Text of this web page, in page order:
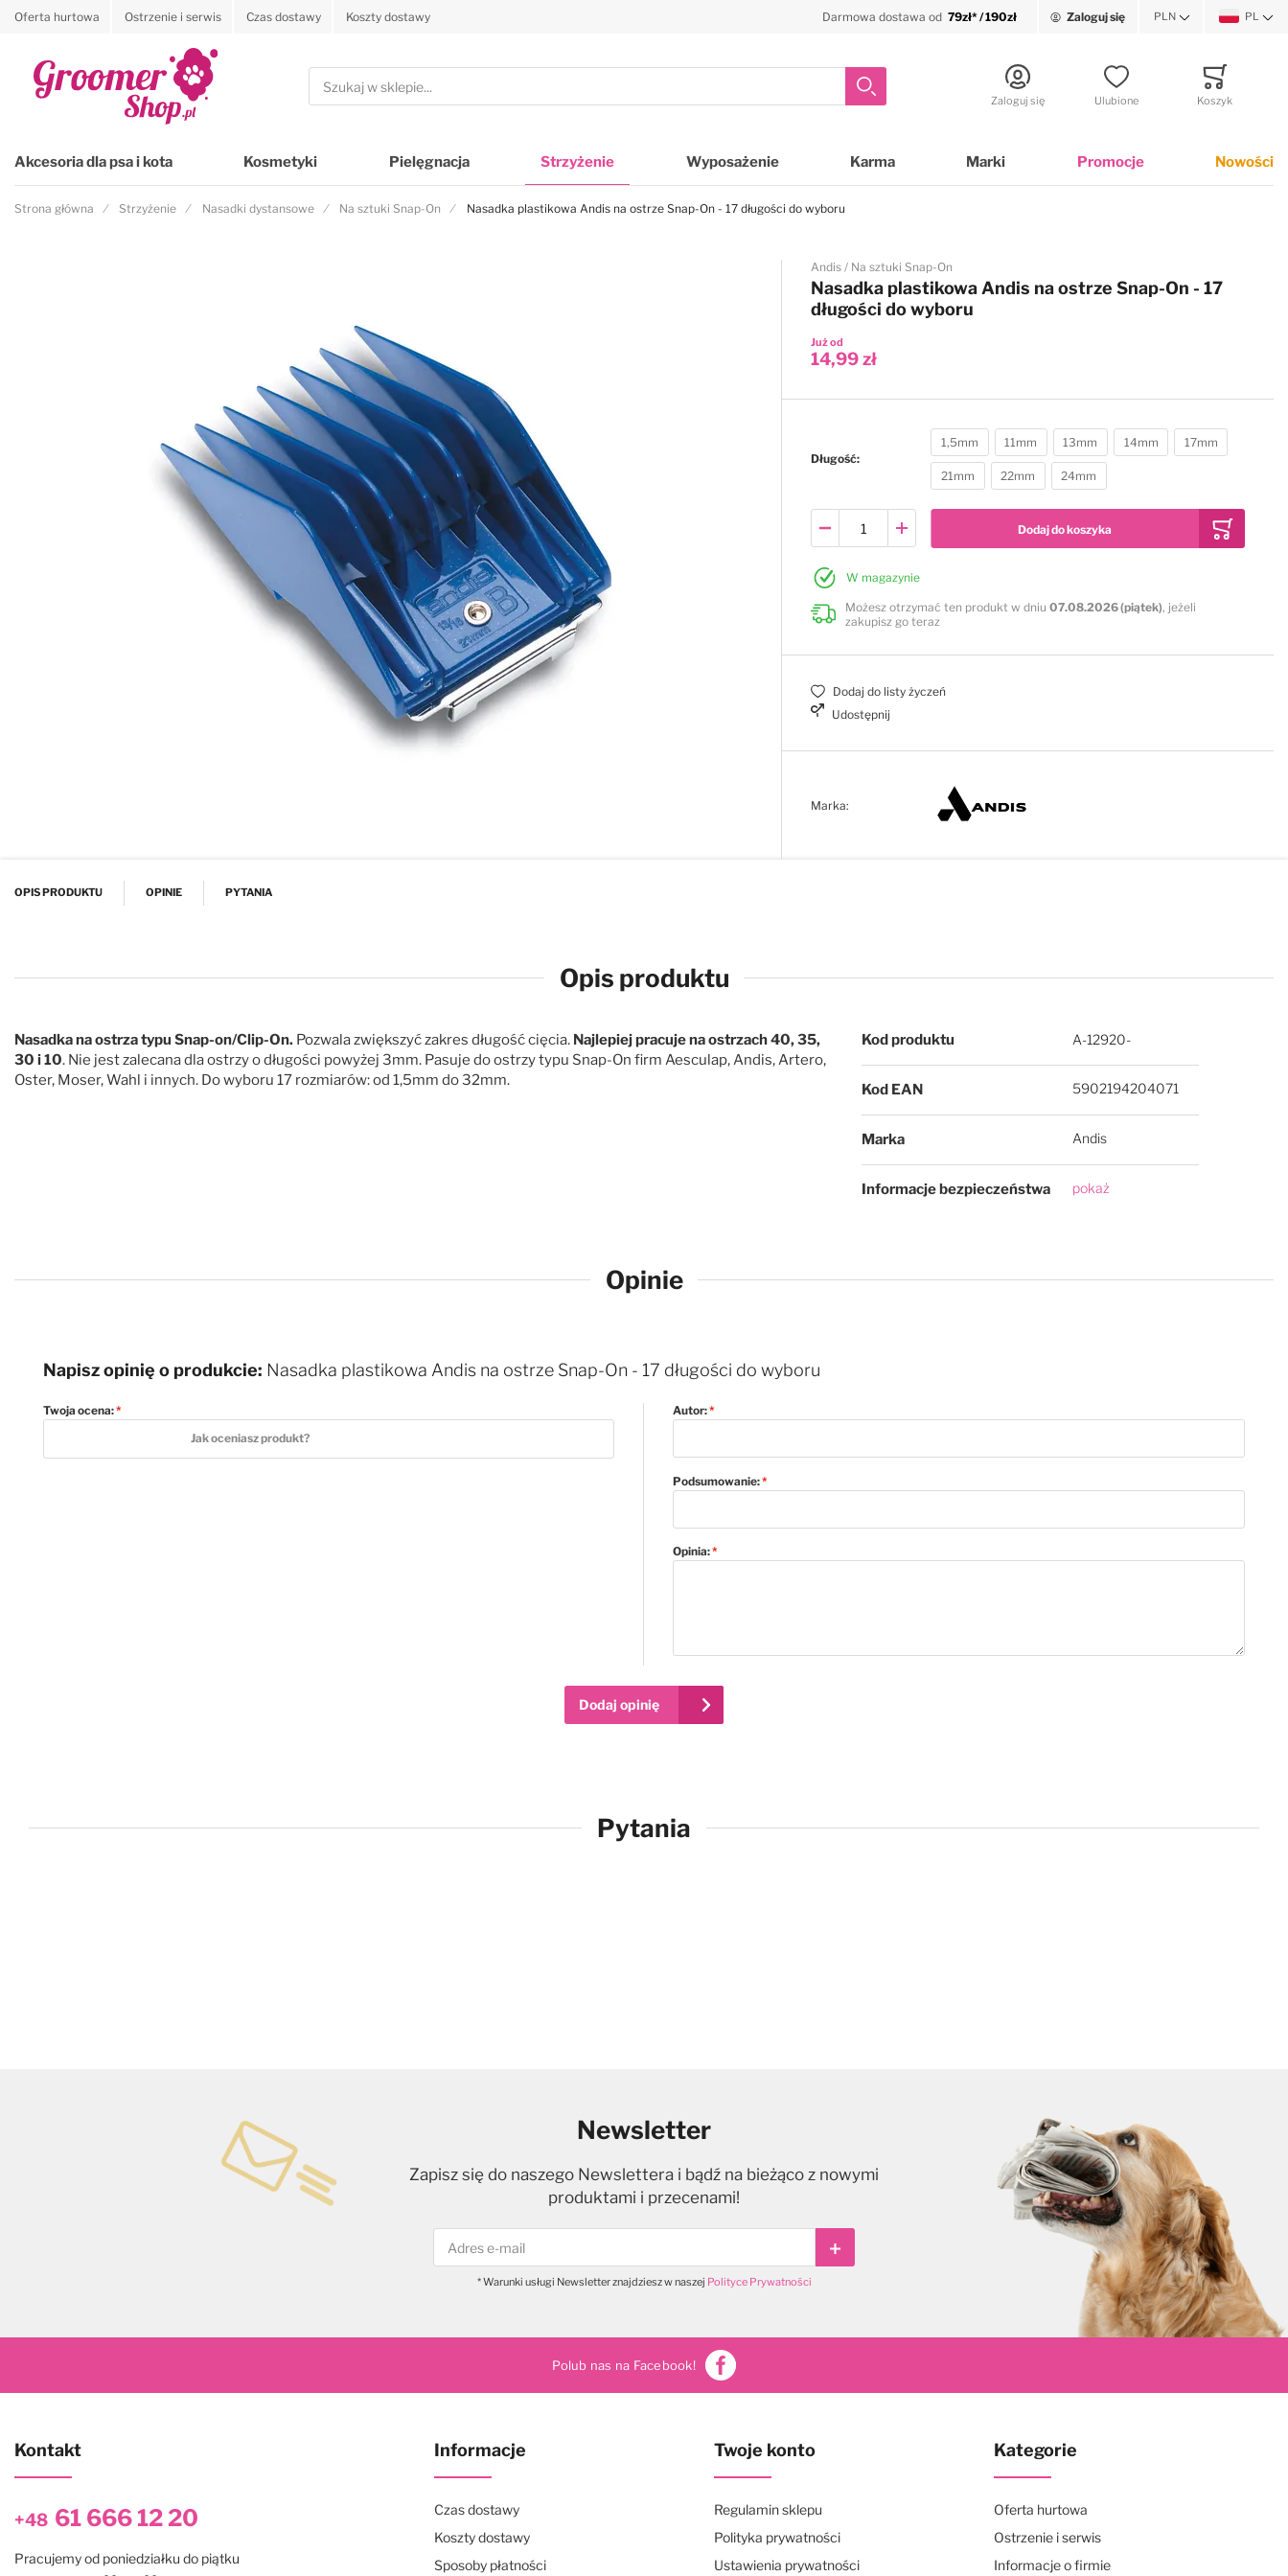
Oferta hurtowa Ostrzenie i serwis Czas dostawy Koszty dostawy Darmowa dostawa od 79zł* / 190zł Zaloguj sięWalutaPLN PL
Szukaj
Szukaj Zaloguj się Ulubione Koszyk
Akcesoria dla psa i kota Kosmetyki Pielęgnacja Strzyżenie Wyposażenie Karma Marki Promocje Nowości
Strona główna Strzyżenie Nasadki dystansowe Na sztuki Snap-On Nasadka plastikowa Andis na ostrze Snap-On - 17 długości do wyboru
Andis Na sztuki Snap-On
Nasadka plastikowa Andis na ostrze Snap-On - 17
długości do wyboru
Już od
14,99 zł
Długość
1,5mm 11mm 13mm 14mm 17mm
21mm 22mm 24mm
Dodaj do koszyka
W magazynie
Możesz otrzymać ten produkt w dniu07.08.2026 (piątek), jeżeli
zakupisz go teraz
Dodaj do listy życzeń
Udostępnij
Marka:
OPIS PRODUKTU OPINIE PYTANIA
Opis produktu
Nasadka na ostrza typu Snap-on/Clip-On. Pozwala zwiększyć zakres długość cięcia. Najlepiej pracuje na ostrzach 40, 35,
30 i 10. Nie jest zalecana dla ostrzy o długości powyżej 3mm. Pasuje do ostrzy typu Snap-On firm Aesculap, Andis, Artero,
Oster, Moser, Wahl i innych. Do wyboru 17 rozmiarów: od 1,5mm do 32mm.
Więcej informacji
Kod produktu A-12920-
Kod EAN 5902194204071
Marka Andis
Informacje bezpieczeństwa pokaż
Opinie
Napisz opinię o produkcie: Nasadka plastikowa Andis na ostrze Snap-On - 17 długości do wyboru
Twoja ocena:
Jak oceniasz produkt?
5 stars
Autor:
Podsumowanie:
Opinia:
Dodaj opinię
Pytania
Newsletter
Zapisz się do naszego Newslettera i bądź na bieżąco z nowymi
produktami i przecenami!
Subskrybuj
* Warunki usługi Newsletter znajdziesz w naszej Polityce Prywatności
Polub nas na Facebook!
Kontakt
+48 61 666 12 20
Pracujemy od poniedziałku do piątku
Informacje
Czas dostawy
Koszty dostawy
Sposoby płatności
Twoje konto
Regulamin sklepu
Polityka prywatności
Ustawienia prywatności
Kategorie
Oferta hurtowa
Ostrzenie i serwis
Informacje o firmie